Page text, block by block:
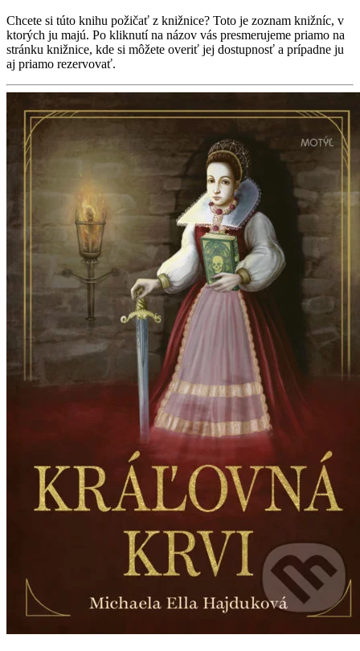
Chcete si túto knihu požičať z knižnice? Toto je zoznam knižníc, v
ktorých ju majú. Po kliknutí na názov vás presmerujeme priamo na
stránku knižnice, kde si môžete overiť jej dostupnosť a prípadne ju
aj priamo rezervovať.